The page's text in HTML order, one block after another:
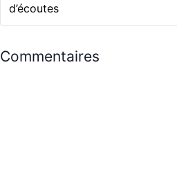
d’écoutes
Commentaires